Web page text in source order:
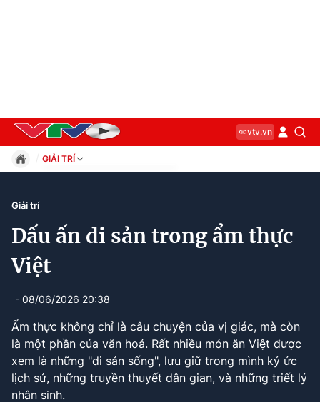
vtv.vn
GIẢI TRÍ
Xã hội
Thế giới
Công nghệ
Giải trí
Dấu ấn di sản trong ẩm thực
Việt
- 08/06/2026 20:38
Ẩm thực không chỉ là câu chuyện của vị giác, mà còn
là một phần của văn hoá. Rất nhiều món ăn Việt được
xem là những "di sản sống", lưu giữ trong mình ký ức
lịch sử, những truyền thuyết dân gian, và những triết lý
nhân sinh.